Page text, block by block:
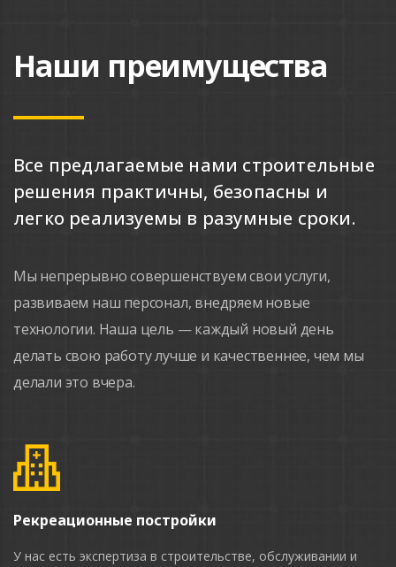
Наши преимущества
Все предлагаемые нами строительные
решения практичны, безопасны и
легко реализуемы в разумные сроки.
Мы непрерывно совершенствуем свои услуги,
развиваем наш персонал, внедряем новые
технологии. Наша цель — каждый новый день
делать свою работу лучше и качественнее, чем мы
делали это вчера.
Рекреационные постройки
У нас есть экспертиза в строительстве, обслуживании и